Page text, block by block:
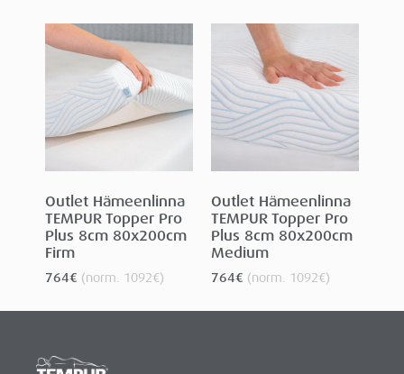
Outlet Hämeenlinna
TEMPUR Topper Pro
Plus 8cm 80x200cm
Firm
764€ (norm. 1092€)
Outlet Hämeenlinna
TEMPUR Topper Pro
Plus 8cm 80x200cm
Medium
764€ (norm. 1092€)